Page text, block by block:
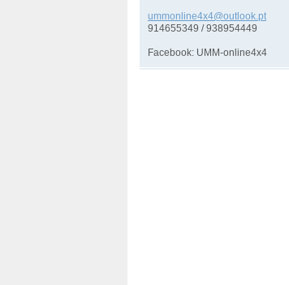
ummonline4x4@out look.pt
914655349 / 938954449
Facebook: UMM-online4x4